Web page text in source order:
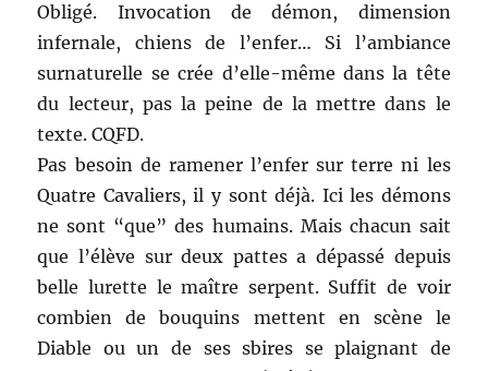
Obligé. Invocation de démon, dimension
infernale, chiens de l’enfer… Si l’ambiance
surnaturelle se crée d’elle-même dans la tête
du lecteur, pas la peine de la mettre dans le
texte. CQFD.
Pas besoin de ramener l’enfer sur terre ni les
Quatre Cavaliers, il y sont déjà. Ici les démons
ne sont “que” des humains. Mais chacun sait
que l’élève sur deux pattes a dépassé depuis
belle lurette le maître serpent. Suffit de voir
combien de bouquins mettent en scène le
Diable ou un de ses sbires se plaignant de